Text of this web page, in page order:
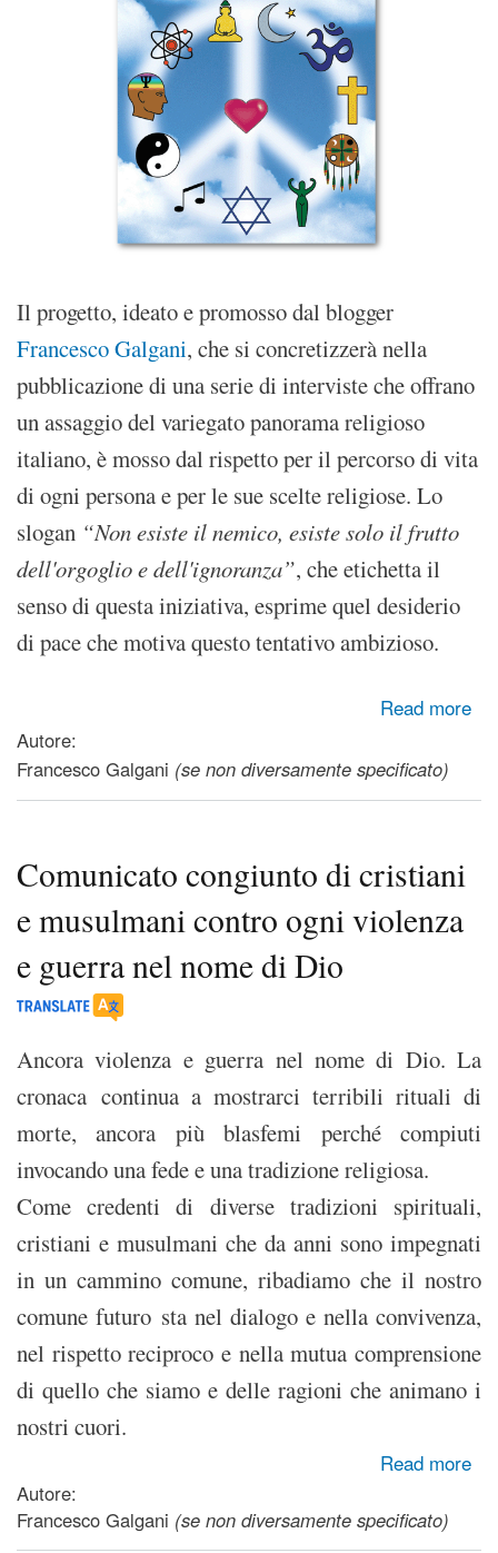
Il progetto, ideato e promosso dal blogger
Francesco Galgani, che si concretizzerà nella
pubblicazione di una serie di interviste che offrano
un assaggio del variegato panorama religioso
italiano, è mosso dal rispetto per il percorso di vita
di ogni persona e per le sue scelte religiose. Lo
slogan “Non esiste il nemico, esiste solo il frutto
dell'orgoglio e dell'ignoranza”, che etichetta il
senso di questa iniziativa, esprime quel desiderio
di pace che motiva questo tentativo ambizioso.
Read more
about Conosciamoci - Un incontro interreligioso
Autore:
Francesco Galgani (se non diversamente specificato)
Comunicato congiunto di cristiani
e musulmani contro ogni violenza
e guerra nel nome di Dio
Ancora violenza e guerra nel nome di Dio. La
cronaca continua a mostrarci terribili rituali di
morte, ancora più blasfemi perché compiuti
invocando una fede e una tradizione religiosa.
Come credenti di diverse tradizioni spirituali,
cristiani e musulmani che da anni sono impegnati
in un cammino comune, ribadiamo che il nostro
comune futuro sta nel dialogo e nella convivenza,
nel rispetto reciproco e nella mutua comprensione
di quello che siamo e delle ragioni che animano i
nostri cuori.
Read more
about Comunicato congiunto di cristiani e musulmani contro
Autore:
Francesco Galgani (se non diversamente specificato)